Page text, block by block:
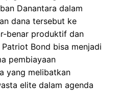
Danantara dalam
dana tersebut ke
benar produktif dan
Bond bisa menjadi
pembiayaan
yang melibatkan
elite dalam agenda